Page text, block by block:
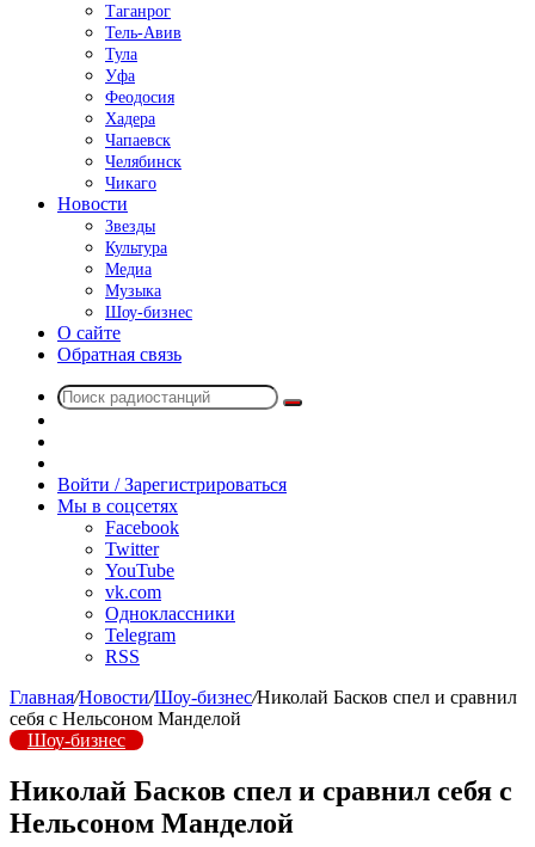
Таганрог
Тель-Авив
Тула
Уфа
Феодосия
Хадера
Чапаевск
Челябинск
Чикаго
Новости
Звезды
Культура
Медиа
Музыка
Шоу-бизнес
О сайте
Обратная связь
Поиск
радио
Войти / Зарегистрироваться
Мы в соцсетях
Facebook
Twitter
YouTube
vk.com
Одноклассники
Telegram
RSS
Главная/Новости/Шоу-бизнес/Николай Басков спел и сравнил
себя с Нельсоном Манделой
Шоу-бизнес
Николай Басков спел и сравнил себя с
Нельсоном Манделой